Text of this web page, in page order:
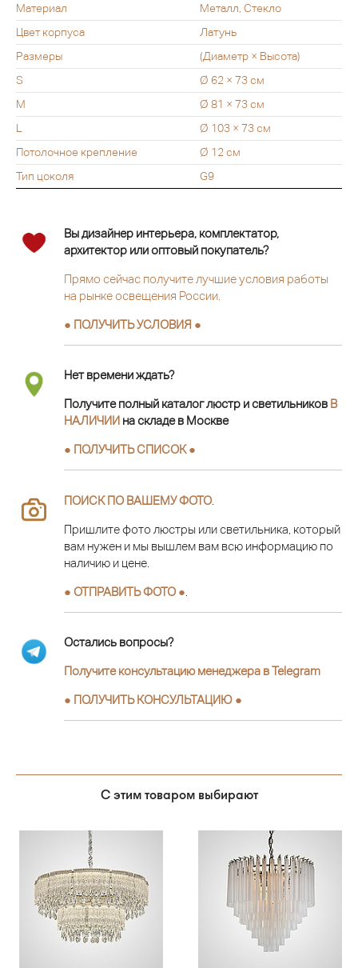
Материал
Металл, Стекло
Цвет корпуса
Латунь
Размеры
(Диаметр × Высота)
S
Ø 62 × 73 см
M
Ø 81 × 73 см
L
Ø 103 × 73 см
Потолочное крепление
Ø 12 см
Тип цоколя
G9
Вы дизайнер интерьера, комплектатор,
архитектор или оптовый покупатель?
Прямо сейчас получите лучшие условия работы
на рынке освещения России.
● ПОЛУЧИТЬ УСЛОВИЯ ●
Нет времени ждать?
Получите полный каталог люстр и светильников В
НАЛИЧИИ на складе в Москве
● ПОЛУЧИТЬ СПИСОК ●
ПОИСК ПО ВАШЕМУ ФОТО
Пришлите фото люстры или светильника, который
вам нужен и мы вышлем вам всю информацию по
наличию и цене.
● ОТПРАВИТЬ ФОТО ●
Остались вопросы?
Получите консультацию менеджера в Telegram
● ПОЛУЧИТЬ КОНСУЛЬТАЦИЮ ●
С этим товаром выбирают